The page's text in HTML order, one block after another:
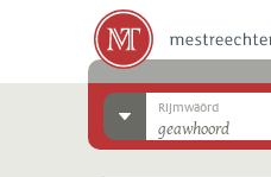
Rijmwäörd